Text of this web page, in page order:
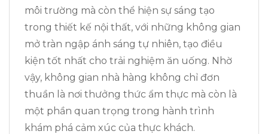
môi trường mà còn thể hiện sự sáng tạo
trong thiết kế nội thất, với những không gian
mở tràn ngập ánh sáng tự nhiên, tạo điều
kiện tốt nhất cho trải nghiệm ăn uống. Nhờ
vậy, không gian nhà hàng không chỉ đơn
thuần là nơi thưởng thức ẩm thực mà còn là
một phần quan trọng trong hành trình
khám phá cảm xúc của thực khách.